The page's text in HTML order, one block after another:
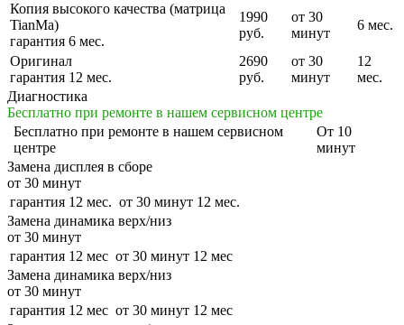
Копия высокого качества (матрица
TianMa)
гарантия 6 мес.
1990
руб.
от 30
минут
6 мес.
Оригинал
гарантия 12 мес.
2690
руб.
от 30
минут
12
мес.
Диагностика
Бесплатно при ремонте в нашем сервисном центре
Бесплатно при ремонте в нашем сервисном
центре
От 10
минут
Замена дисплея в сборе
от 30 минут
гарантия 12 мес. от 30 минут 12 мес.
Замена динамика верх/низ
от 30 минут
гарантия 12 мес от 30 минут 12 мес
Замена динамика верх/низ
от 30 минут
гарантия 12 мес от 30 минут 12 мес